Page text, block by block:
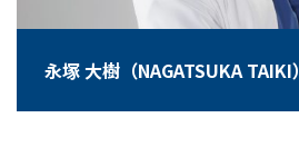
永塚 大樹（NAGATSUKA TAIKI）